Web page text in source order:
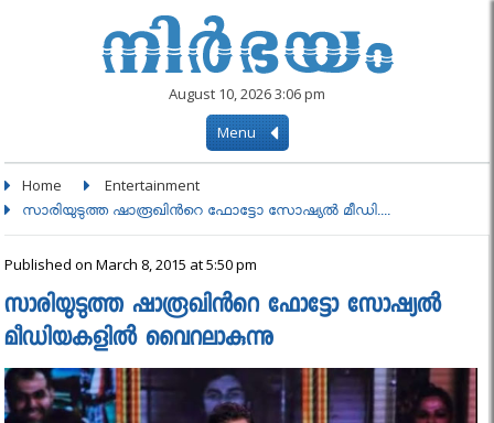
August 10, 2026 3:06 pm
Menu
Home Entertainment
സാരിയുടുത്ത ഷാരൂഖിൻറെ ഫോട്ടോ സോഷ്യൽ മീഡി....
Published on March 8, 2015 at 5:50 pm
സാരിയുടുത്ത ഷാരൂഖിൻറെ ഫോട്ടോ സോഷ്യൽ
മീഡിയകളിൽ വൈറലാകുന്നു